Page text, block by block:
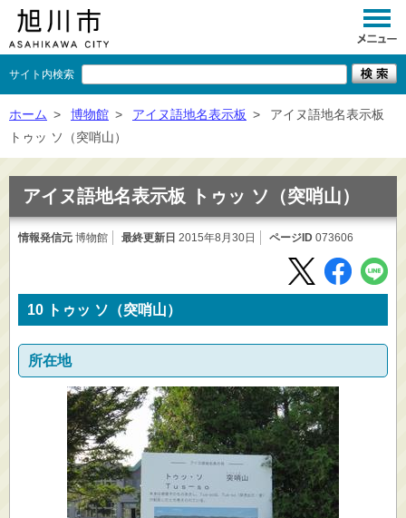
サイト内検索
くらし
観光
事業者向け
市政情報
ホーム > 博物館 > アイヌ語地名表示板 >
アイヌ語地名表示板
トゥッ ソ（突哨山）
アイヌ語地名表示板 トゥッ ソ（突哨山）
情報発信元 博物館 最終更新日 2015年8月30日 ページID 073606
10 トゥッ ソ（突哨山）
所在地